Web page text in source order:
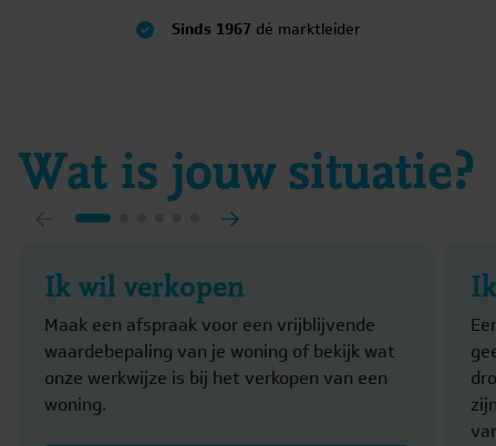
Sinds 1967 dé marktleider
Wat is jouw situatie?
Ik wil verkopen
Maak een afspraak voor een vrijblijvende
waardebepaling van je woning of bekijk wat
onze werkwijze is bij het verkopen van een
woning.